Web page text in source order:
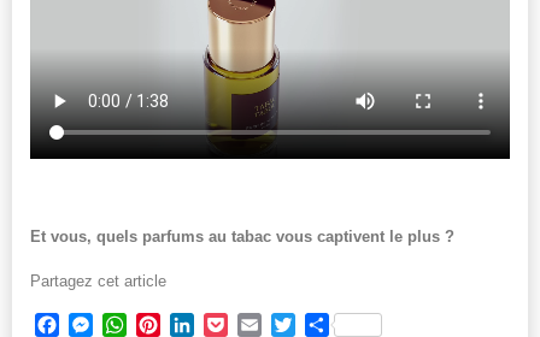
Et vous, quels parfums au tabac vous captivent le plus ?
Partagez cet article
Facebook
Messenger
WhatsApp
PinterestLinkedInPocketEmailTwitterPartager